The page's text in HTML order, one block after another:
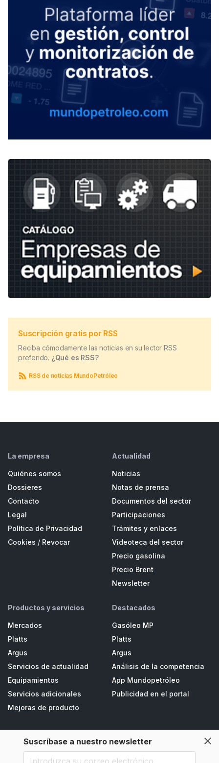
Suscripción gratis por RSS
Reciba cómodamente las noticias en su lector RSS
preferido. ¿Qué es RSS?
RSS de noticias MundoPetróleo
Suscríbase a nuestro newsletter
La empresa
Quiénes somos
Dossieres
Contacto
Legal
Política de Privacidad
Cookies / Revocar
Actualidad
Noticias
Notas de prensa
Documentos del sector
Participaciones
Trámites y enlaces
Videoteca del sector
Precio gasolina
Precio Brent
Newsletter
Productos y servicios
Mercados
Platts
Argus
Servicios de actualidad
Equipamientos
Servicios adicionales
Mejoras de producto
Destacados
Gasóleo MP
Platts
Argus
Análisis de la competencia
App Mundopetróleo
Publicidad en el portal